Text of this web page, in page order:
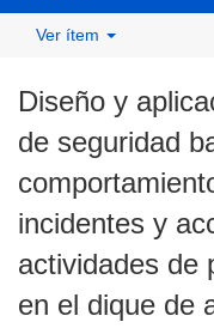
Ver ítem
Diseño y
de seguridad
incidentes y
actividades de
en el dique de